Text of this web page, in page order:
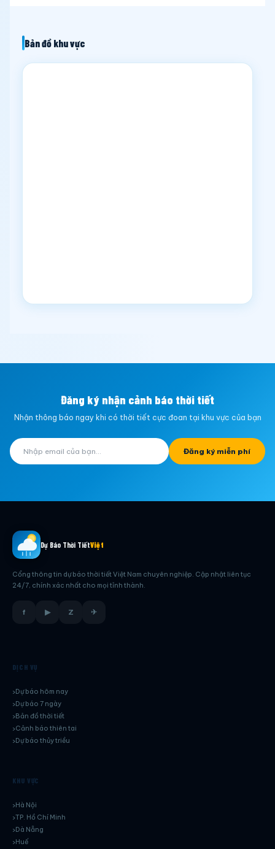
Bản đồ khu vực
Đăng ký nhận cảnh báo thời tiết
Nhận thông báo ngay khi có thời tiết cực đoan tại khu vực của bạn
Đăng ký miễn phí
Dự Báo Thời TiếtViệt
Cổng thông tin dự báo thời tiết Việt Nam chuyên nghiệp. Cập nhật liên tục
24/7, chính xác nhất cho mọi tỉnh thành.
f ▶ Z ✈
DỊCH VỤ
Dự báo hôm nay
Dự báo 7 ngày
Bản đồ thời tiết
Cảnh báo thiên tai
Dự báo thủy triều
KHU VỰC
Hà Nội
TP. Hồ Chí Minh
Dà Nẵng
Huế